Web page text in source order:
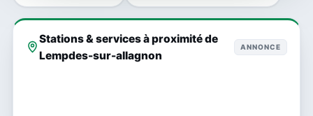
Stations & services à proximité de
Lempdes-sur-allagnon
ANNONCE